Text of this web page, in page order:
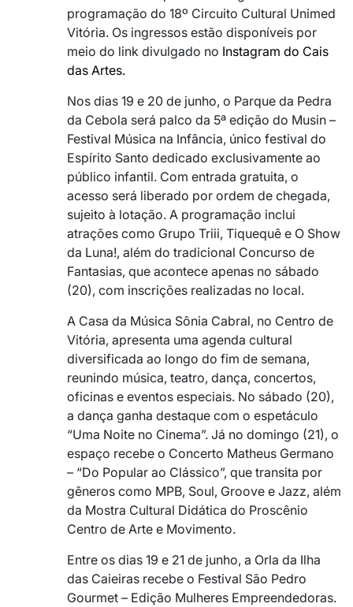
programação do 18º Circuito Cultural Unimed
Vitória. Os ingressos estão disponíveis por
meio do link divulgado no Instagram do Cais
das Artes.
Nos dias 19 e 20 de junho, o Parque da Pedra
da Cebola será palco da 5ª edição do Musin –
Festival Música na Infância, único festival do
Espírito Santo dedicado exclusivamente ao
público infantil. Com entrada gratuita, o
acesso será liberado por ordem de chegada,
sujeito à lotação. A programação inclui
atrações como Grupo Triii, Tiquequê e O Show
da Luna!, além do tradicional Concurso de
Fantasias, que acontece apenas no sábado
(20), com inscrições realizadas no local.
A Casa da Música Sônia Cabral, no Centro de
Vitória, apresenta uma agenda cultural
diversificada ao longo do fim de semana,
reunindo música, teatro, dança, concertos,
oficinas e eventos especiais. No sábado (20),
a dança ganha destaque com o espetáculo
“Uma Noite no Cinema”. Já no domingo (21), o
espaço recebe o Concerto Matheus Germano
– “Do Popular ao Clássico”, que transita por
gêneros como MPB, Soul, Groove e Jazz, além
da Mostra Cultural Didática do Proscênio
Centro de Arte e Movimento.
Entre os dias 19 e 21 de junho, a Orla da Ilha
das Caieiras recebe o Festival São Pedro
Gourmet – Edição Mulheres Empreendedoras.